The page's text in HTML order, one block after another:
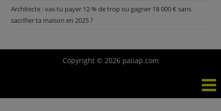
Architecte : vas-tu payer 12 % de trop ou gagner 18 000 € sans
sacrifier ta maison en 2025 ?
Copyright © 2026 paiiap.com